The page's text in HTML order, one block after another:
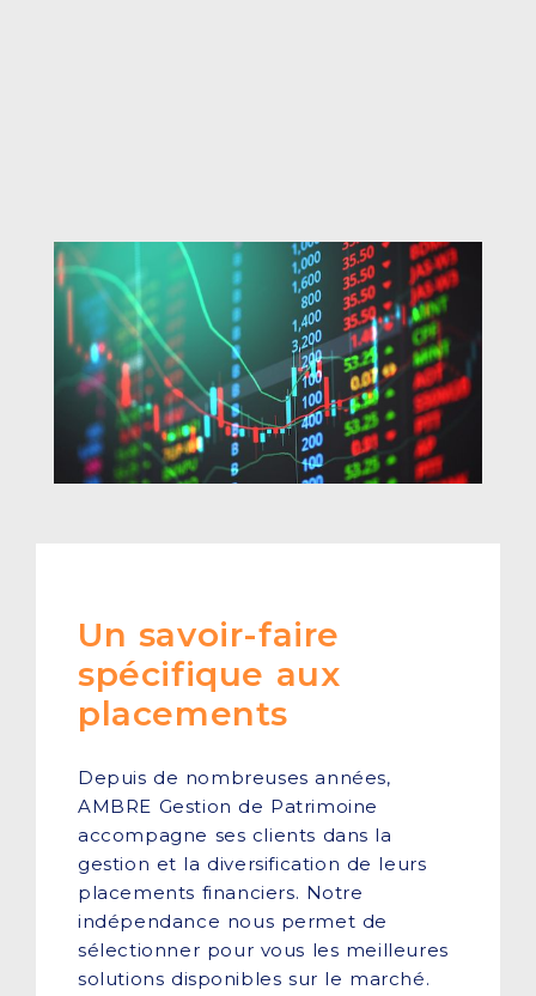
Un savoir-faire
spécifique aux
placements
Depuis de nombreuses années,
AMBRE Gestion de Patrimoine
accompagne ses clients dans la
gestion et la diversification de leurs
placements financiers. Notre
indépendance nous permet de
sélectionner pour vous les meilleures
solutions disponibles sur le marché.